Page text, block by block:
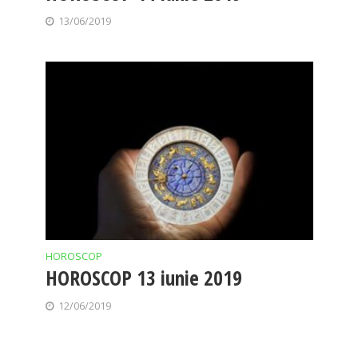
13/06/2019
HOROSCOP
HOROSCOP 13 iunie 2019
12/06/2019